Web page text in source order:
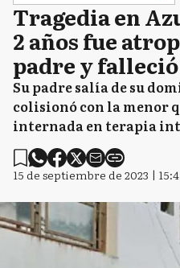
Tragedia en
2 años fue
padre y falleció
Su padre salía de su
colisionó con la menor
internada en terapia
15 de septiembre de 2023 |